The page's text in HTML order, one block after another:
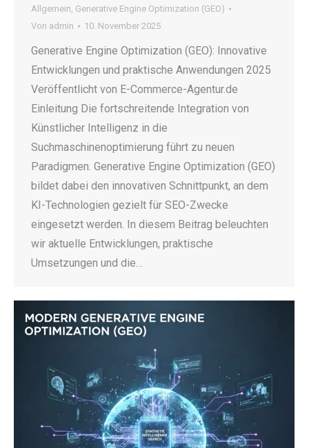
Allgemein, Generative Engine Optimization (GEO)
Von admin 10. November 2025
Generative Engine Optimization (GEO): Innovative
Entwicklungen und praktische Anwendungen 2025
Veröffentlicht von E-Commerce-Agentur.de
Einleitung Die fortschreitende Integration von
Künstlicher Intelligenz in die
Suchmaschinenoptimierung führt zu neuen
Paradigmen. Generative Engine Optimization (GEO)
bildet dabei den innovativen Schnittpunkt, an dem
KI-Technologien gezielt für SEO-Zwecke
eingesetzt werden. In diesem Beitrag beleuchten
wir aktuelle Entwicklungen, praktische
Umsetzungen und die…